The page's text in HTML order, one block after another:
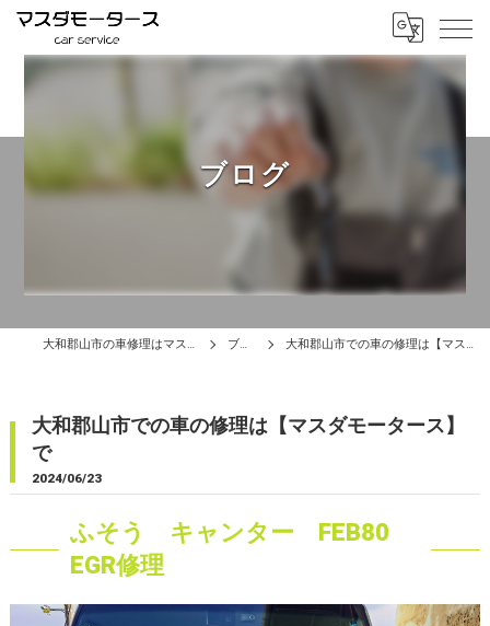
ブログ
大和郡山市の車修理はマスダモータース ブログ 大和郡山市での車の修理は【マスダモータース】で
大和郡山市での車の修理は【マスダモータース】
で
2024/06/23
ふそう キャンター FEB80
EGR修理